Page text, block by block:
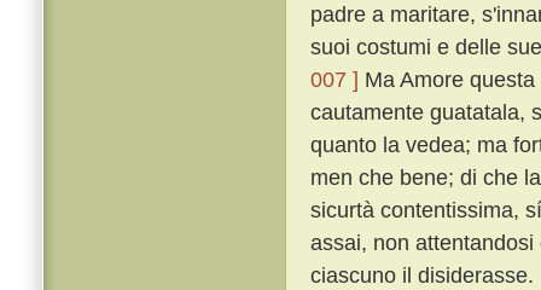
padre a maritare,
suoi costumi e delle
007 ] Ma Amore
cautamente guatatala,
quanto la vedea; ma
men che bene; di che
sicurtà contentissima,
assai, non
ciascuno il disiderasse.